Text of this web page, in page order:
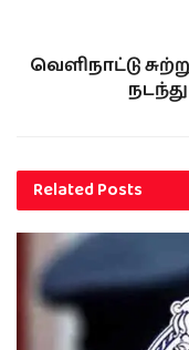
வெளிநாட்டு
RelatedPosts